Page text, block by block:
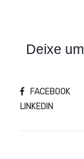
Deixe
FACEBOOK
LINKEDIN